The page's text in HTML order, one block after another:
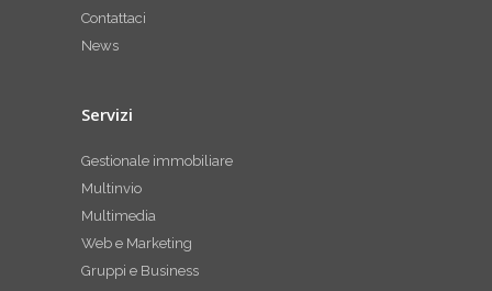
Contattaci
News
Servizi
Gestionale immobiliare
Multinvio
Multimedia
Web e Marketing
Gruppi e Business